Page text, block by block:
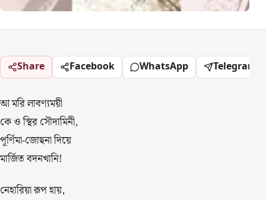
Share Facebook WhatsApp Telegram
আ মরি লাবণ্যময়ী
কে ও স্থির সৌদামিনী,
পূর্ণিমা-জোছনা দিয়ে
মার্জিত বদনখানি!
নেহারিয়া রূপ হায়,